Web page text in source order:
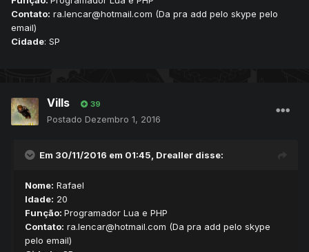
Contato: ra.lencar@hotmail.com (Da pra add pelo skype pelo
email)
Cidade: SP
Vills 39
Postado Dezembro 1, 2016
Em 30/11/2016 em 01:45, Drealler disse:
Nome: Rafael
Idade: 20
Função: Programador Lua e PHP
Contato: ra.lencar@hotmail.com (Da pra add pelo skype
pelo email)